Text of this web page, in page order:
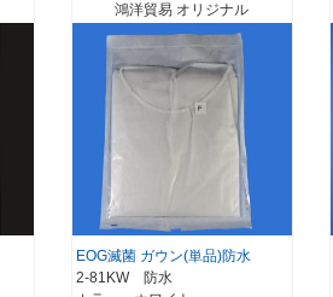
鴻洋貿易 オリジナル
EOG滅菌 ガウン(単品)防水
2-81KW 防水